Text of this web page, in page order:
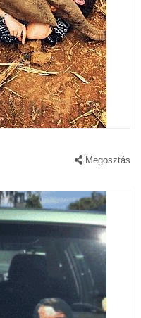
Megosztás